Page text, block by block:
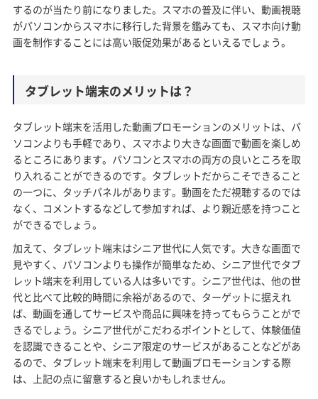
するのが当たり前になりました。スマホの普及に伴い、動画視聴
がパソコンからスマホに移行した背景を鑑みても、スマホ向け動
画を制作することには高い販促効果があるといえるでしょう。
タブレット端末のメリットは？
タブレット端末を活用した動画プロモーションのメリットは、パ
ソコンよりも手軽であり、スマホより大きな画面で動画を楽しめ
るところにあります。パソコンとスマホの両方の良いところを取
り入れることができるのです。タブレットだからこそできること
の一つに、タッチパネルがあります。動画をただ視聴するのでは
なく、コメントするなどして参加すれば、より親近感を持つこと
ができるでしょう。
加えて、タブレット端末はシニア世代に人気です。大きな画面で
見やすく、パソコンよりも操作が簡単なため、シニア世代でタブ
レット端末を利用している人は多いです。シニア世代は、他の世
代と比べて比較的時間に余裕があるので、ターゲットに据えれ
ば、動画を通してサービスや商品に興味を持ってもらうことがで
きるでしょう。シニア世代がこだわるポイントとして、体験価値
を認識できることや、シニア限定のサービスがあることなどがあ
るので、タブレット端末を利用して動画プロモーションする際
は、上記の点に留意すると良いかもしれません。